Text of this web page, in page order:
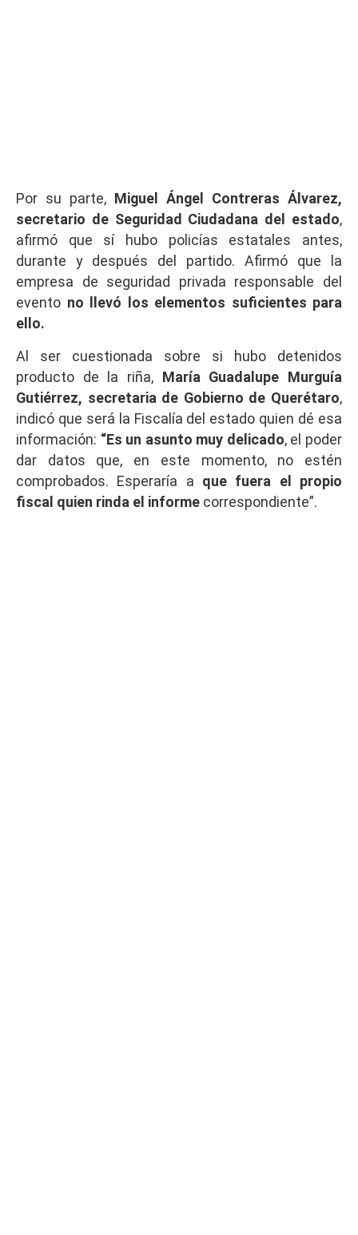
Por su parte, Miguel Ángel Contreras Álvarez,
secretario de Seguridad Ciudadana del estado,
afirmó que sí hubo policías estatales antes,
durante y después del partido. Afirmó que la
empresa de seguridad privada responsable del
evento no llevó los elementos suficientes para
ello.
Al ser cuestionada sobre si hubo detenidos
producto de la riña, María Guadalupe Murguía
Gutiérrez, secretaria de Gobierno de Querétaro,
indicó que será la Fiscalía del estado quien dé esa
información: “Es un asunto muy delicado, el poder
dar datos que, en este momento, no estén
comprobados. Esperaría a que fuera el propio
fiscal quien rinda el informe correspondiente”.